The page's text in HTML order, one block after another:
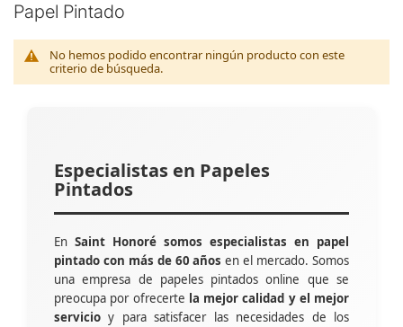
Papel Pintado
No hemos podido encontrar ningún producto con este
criterio de búsqueda.
Especialistas en Papeles
Pintados
En Saint Honoré somos especialistas en papel
pintado con más de 60 años en el mercado. Somos
una empresa de papeles pintados online que se
preocupa por ofrecerte la mejor calidad y el mejor
servicio y para satisfacer las necesidades de los